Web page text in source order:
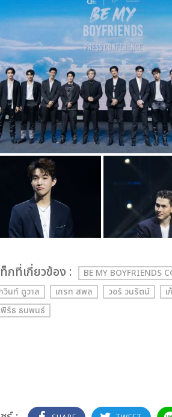
ท็กที่เกี่ยวข้อง : BE MY BOYFRIENDS
วินท์ ดูวาล
เกรท สพล วอร์ วนรัตน์
พิร์ธ ธนพนธ์